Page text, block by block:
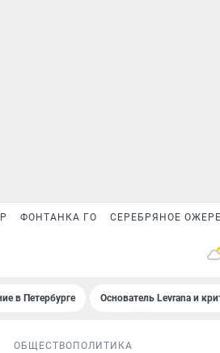
ФОНТАНКА ГО СЕРЕБРЯНОЕ
в Петербурге Основатель Levrana и
ОБЩЕСТВО ПОЛИТИКА